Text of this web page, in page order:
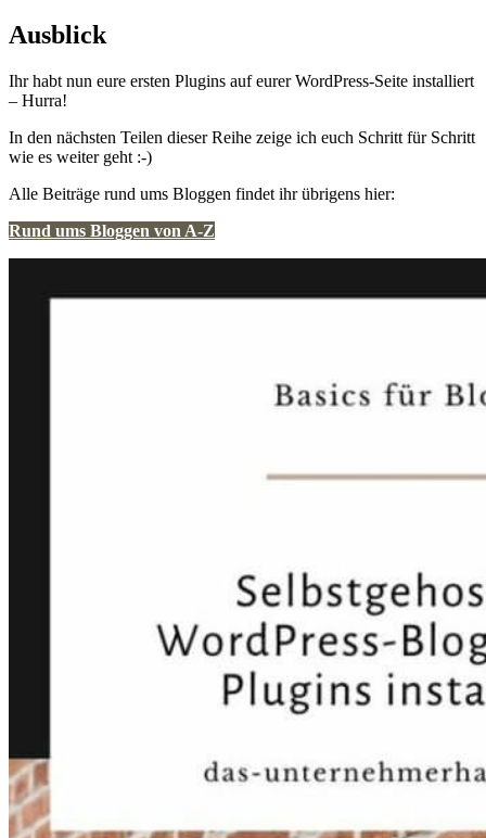
Ausblick
Ihr habt nun eure ersten Plugins auf eurer WordPress-Seite installiert
– Hurra!
In den nächsten Teilen dieser Reihe zeige ich euch Schritt für Schritt
wie es weiter geht :-)
Alle Beiträge rund ums Bloggen findet ihr übrigens hier:
Rund ums Bloggen von A-Z